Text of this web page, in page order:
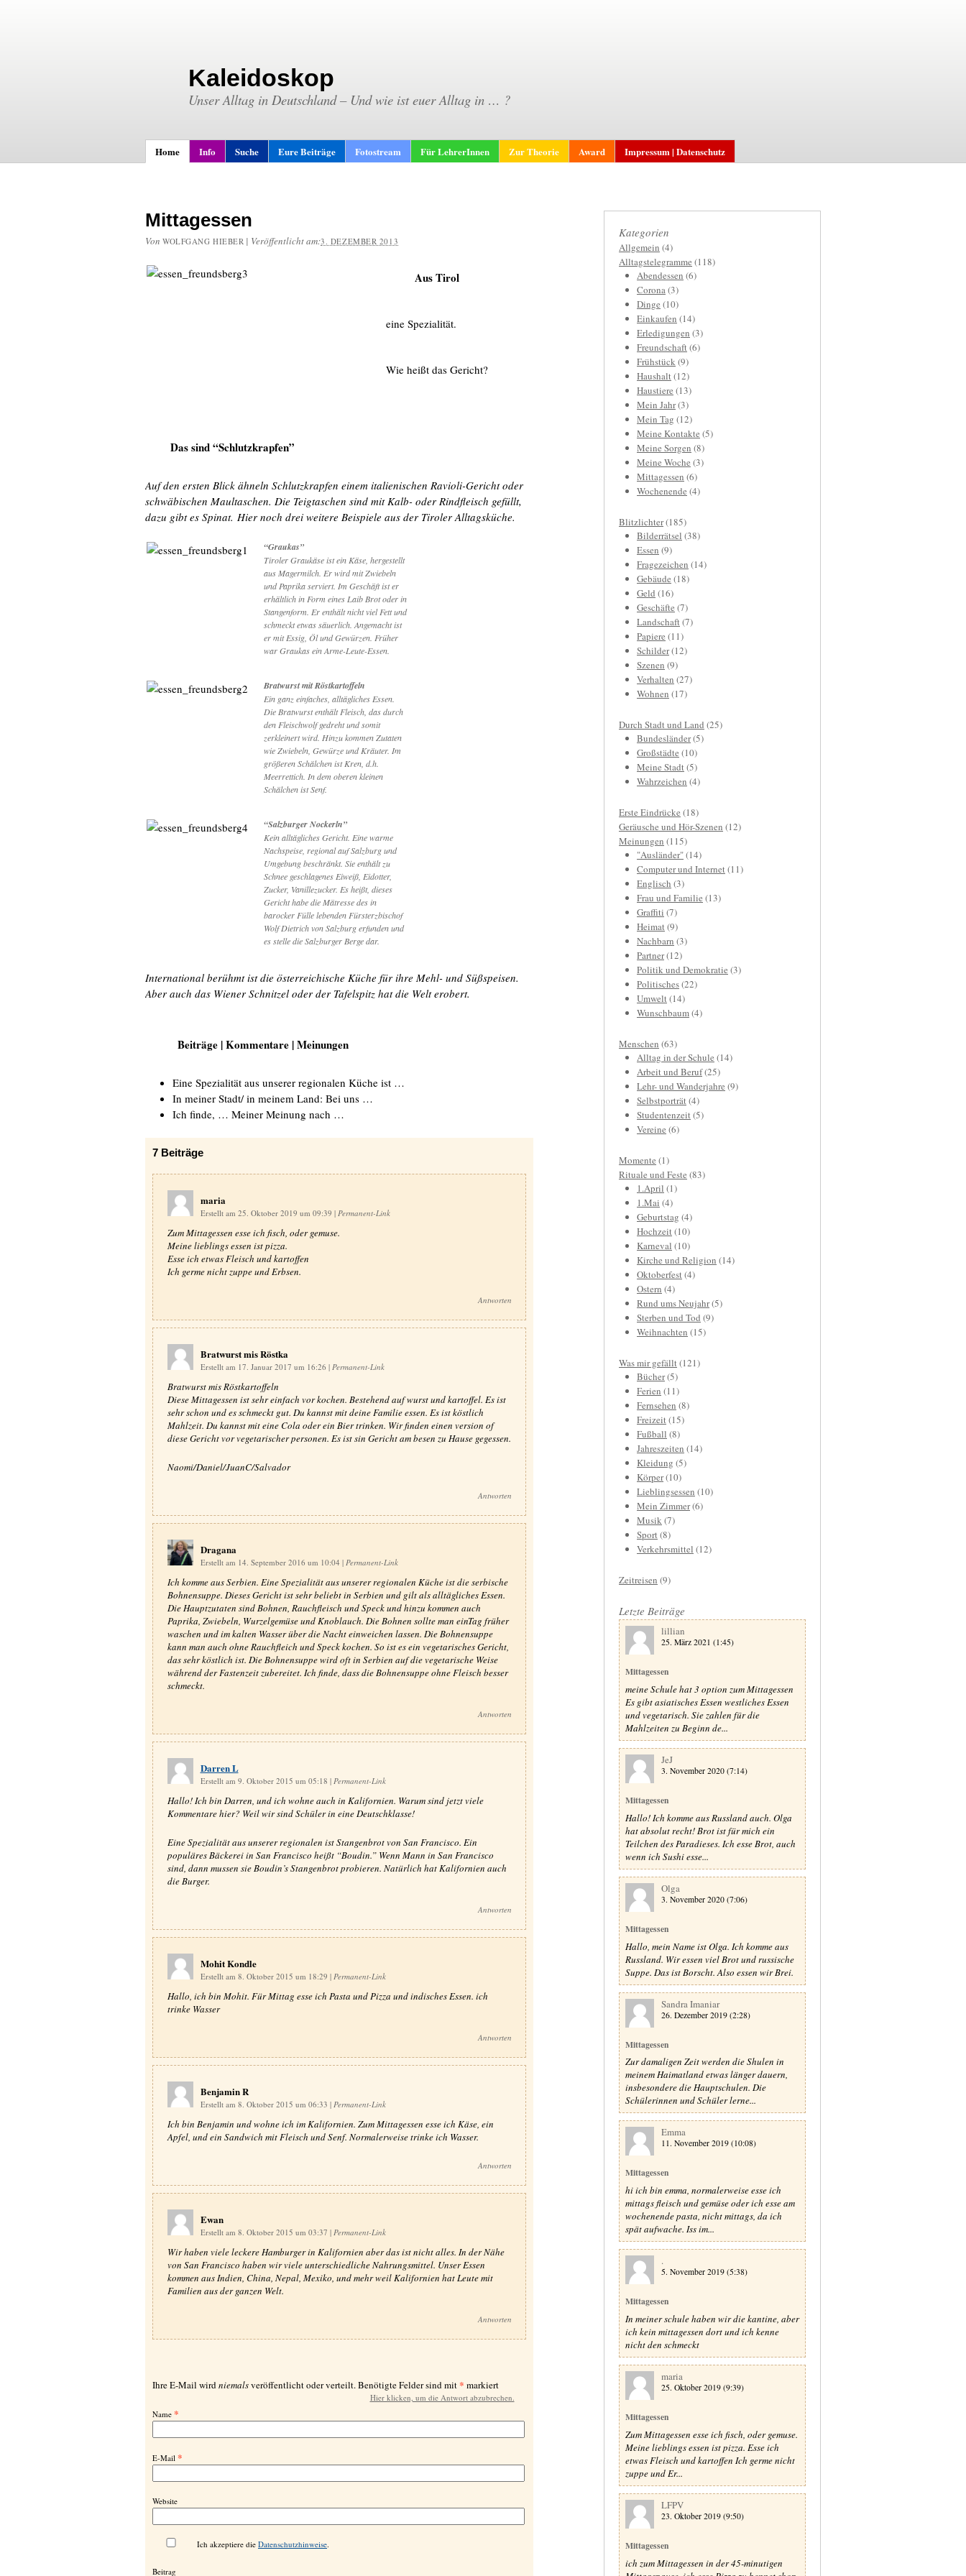
Kaleidoskop
Unser Alltag in Deutschland – Und wie ist euer Alltag in … ?
Home Info Suche Eure Beiträge Fotostream Für LehrerInnen Zur Theorie Award Impressum | Datenschutz
Mittagessen
Von WOLFGANG HIEBER | Veröffentlicht am:3. DEZEMBER 2013
Aus Tirol
eine Spezialität.
Wie heißt das Gericht?
Das sind “Schlutzkrapfen”
Auf den ersten Blick ähneln Schlutzkrapfen einem italienischen Ravioli-Gericht oder
schwäbischen Maultaschen. Die Teigtaschen sind mit Kalb- oder Rindfleisch gefüllt,
dazu gibt es Spinat. Hier noch drei weitere Beispiele aus der Tiroler Alltagsküche.
“Graukas”
Tiroler Graukäse ist ein Käse, hergestellt
aus Magermilch. Er wird mit Zwiebeln
und Paprika serviert. Im Geschäft ist er
erhältlich in Form eines Laib Brot oder in
Stangenform. Er enthält nicht viel Fett und
schmeckt etwas säuerlich. Angemacht ist
er mit Essig, Öl und Gewürzen. Früher
war Graukas ein Arme-Leute-Essen.
Bratwurst mit Röstkartoffeln
Ein ganz einfaches, alltägliches Essen.
Die Bratwurst enthält Fleisch, das durch
den Fleischwolf gedreht und somit
zerkleinert wird. Hinzu kommen Zutaten
wie Zwiebeln, Gewürze und Kräuter. Im
größeren Schälchen ist Kren, d.h.
Meerrettich. In dem oberen kleinen
Schälchen ist Senf.
“Salzburger Nockerln”
Kein alltägliches Gericht. Eine warme
Nachspeise, regional auf Salzburg und
Umgebung beschränkt. Sie enthält zu
Schnee geschlagenes Eiweiß, Eidotter,
Zucker, Vanillezucker. Es heißt, dieses
Gericht habe die Mätresse des in
barocker Fülle lebenden Fürsterzbischof
Wolf Dietrich von Salzburg erfunden und
es stelle die Salzburger Berge dar.
International berühmt ist die österreichische Küche für ihre Mehl- und Süßspeisen.
Aber auch das Wiener Schnitzel oder der Tafelspitz hat die Welt erobert.
Beiträge | Kommentare | Meinungen
Eine Spezialität aus unserer regionalen Küche ist …
In meiner Stadt/ in meinem Land: Bei uns …
Ich finde, … Meiner Meinung nach …
7 Beiträge
maria
Erstellt am 25. Oktober 2019 um 09:39 | Permanent-Link
Zum Mittagessen esse ich fisch, oder gemuse.
Meine lieblings essen ist pizza.
Esse ich etwas Fleisch und kartoffen
Ich germe nicht zuppe und Erbsen.
Antworten
Bratwurst mis Röstka
Erstellt am 17. Januar 2017 um 16:26 | Permanent-Link
Bratwurst mis Röstkartoffeln
Diese Mittagessen ist sehr einfach vor kochen. Bestehend auf wurst und kartoffel. Es ist
sehr schon und es schmeckt gut. Du kannst mit deine Familie essen. Es ist köstlich
Mahlzeit. Du kannst mit eine Cola oder ein Bier trinken. Wir finden einen version of
diese Gericht vor vegetarischer personen. Es ist sin Gericht am besen zu Hause gegessen.
Naomi/Daniel/JuanC/Salvador
Antworten
Dragana
Erstellt am 14. September 2016 um 10:04 | Permanent-Link
Ich komme aus Serbien. Eine Spezialität aus unserer regionalen Küche ist die serbische
Bohnensuppe. Dieses Gericht ist sehr beliebt in Serbien und gilt als alltägliches Essen.
Die Hauptzutaten sind Bohnen, Rauchfleisch und Speck und hinzu kommen auch
Paprika, Zwiebeln, Wurzelgemüse und Knoblauch. Die Bohnen sollte man einTag früher
waschen und im kalten Wasser über die Nacht einweichen lassen. Die Bohnensuppe
kann man auch ohne Rauchfleich und Speck kochen. So ist es ein vegetarisches Gericht,
das sehr köstlich ist. Die Bohnensuppe wird oft in Serbien auf die vegetarische Weise
während der Fastenzeit zubereitet. Ich finde, dass die Bohnensuppe ohne Fleisch besser
schmeckt.
Antworten
Darren L
Erstellt am 9. Oktober 2015 um 05:18 | Permanent-Link
Hallo! Ich bin Darren, und ich wohne auch in Kalifornien. Warum sind jetzt viele
Kommentare hier? Weil wir sind Schüler in eine Deutschklasse!
Eine Spezialität aus unserer regionalen ist Stangenbrot von San Francisco. Ein
populäres Bäckerei in San Francisco heißt “Boudin.” Wenn Mann in San Francisco
sind, dann mussen sie Boudin’s Stangenbrot probieren. Natürlich hat Kalifornien auch
die Burger.
Antworten
Mohit Kondle
Erstellt am 8. Oktober 2015 um 18:29 | Permanent-Link
Hallo, ich bin Mohit. Für Mittag esse ich Pasta und Pizza und indisches Essen. ich
trinke Wasser
Antworten
Benjamin R
Erstellt am 8. Oktober 2015 um 06:33 | Permanent-Link
Ich bin Benjamin und wohne ich im Kalifornien. Zum Mittagessen esse ich Käse, ein
Apfel, und ein Sandwich mit Fleisch und Senf. Normalerweise trinke ich Wasser.
Antworten
Ewan
Erstellt am 8. Oktober 2015 um 03:37 | Permanent-Link
Wir haben viele leckere Hamburger in Kalifornien aber das ist nicht alles. In der Nähe
von San Francisco haben wir viele unterschiedliche Nahrungsmittel. Unser Essen
kommen aus Indien, China, Nepal, Mexiko, und mehr weil Kalifornien hat Leute mit
Familien aus der ganzen Welt.
Antworten
Hier klicken, um die Antwort abzubrechen.
Ihre E-Mail wirdniemalsveröffentlicht oder verteilt. Benötigte Felder sind mit* markiert
Name *
E-Mail *
Website
Ich akzeptiere die Datenschutzhinweise.
Beitrag
Kategorien
Allgemein (4)
Alltagstelegramme (118)
Abendessen (6)
Corona(3)
Dinge (10)
Einkaufen (14)
Erledigungen (3)
Freundschaft(6)
Frühstück(9)
Haushalt(12)
Haustiere (13)
Mein Jahr(3)
Mein Tag (12)
Meine Kontakte (5)
Meine Sorgen (8)
Meine Woche (3)
Mittagessen (6)
Wochenende (4)
Blitzlichter(185)
Bilderrätsel (38)
Essen (9)
Fragezeichen (14)
Gebäude (18)
Geld (16)
Geschäfte (7)
Landschaft(7)
Papiere (11)
Schilder(12)
Szenen (9)
Verhalten (27)
Wohnen (17)
Durch Stadt und Land (25)
Bundesländer(5)
Großstädte (10)
Meine Stadt(5)
Wahrzeichen (4)
Erste Eindrücke (18)
Geräusche und Hör-Szenen (12)
Meinungen (115)
"Ausländer"(14)
Computer und Internet(11)
Englisch (3)
Frau und Familie (13)
Graffiti (7)
Heimat(9)
Nachbarn (3)
Partner(12)
Politik und Demokratie (3)
Politisches(22)
Umwelt(14)
Wunschbaum(4)
Menschen (63)
Alltag in der Schule (14)
Arbeit und Beruf(25)
Lehr- und Wanderjahre (9)
Selbstporträt(4)
Studentenzeit(5)
Vereine (6)
Momente (1)
Rituale und Feste (83)
1.April (1)
1.Mai (4)
Geburtstag (4)
Hochzeit(10)
Karneval (10)
Kirche und Religion (14)
Oktoberfest(4)
Ostern (4)
Rund ums Neujahr(5)
Sterben und Tod (9)
Weihnachten (15)
Was mir gefällt(121)
Bücher(5)
Ferien (11)
Fernsehen (8)
Freizeit(15)
Fußball (8)
Jahreszeiten (14)
Kleidung (5)
Körper(10)
Lieblingsessen (10)
Mein Zimmer(6)
Musik(7)
Sport(8)
Verkehrsmittel (12)
Zeitreisen (9)
Letzte Beiträge
lillian
25. März 2021 (1:45)
Mittagessen
meine Schule hat 3 option zum Mittagessen
Es gibt asiatisches Essen westliches Essen
und vegetarisch. Sie zahlen für die
Mahlzeiten zu Beginn de...
JeJ
3. November 2020 (7:14)
Mittagessen
Hallo! Ich komme aus Russland auch. Olga
hat absolut recht! Brot ist für mich ein
Teilchen des Paradieses. Ich esse Brot, auch
wenn ich Sushi esse...
Olga
3. November 2020 (7:06)
Mittagessen
Hallo, mein Name ist Olga. Ich komme aus
Russland. Wir essen viel Brot und russische
Suppe. Das ist Borscht. Also essen wir Brei.
Sandra Imaniar
26. Dezember 2019 (2:28)
Mittagessen
Zur damaligen Zeit werden die Shulen in
meinem Haimatland etwas länger dauern,
insbesondere die Hauptschulen. Die
Schülerinnen und Schüler lerne...
Emma
11. November 2019 (10:08)
Mittagessen
hi ich bin emma, normalerweise esse ich
mittags fleisch und gemüse oder ich esse am
wochenende pasta, nicht mittags, da ich
spät aufwache. Iss im...
.
5. November 2019 (5:38)
Mittagessen
In meiner schule haben wir die kantine, aber
ich kein mittagessen dort und ich kenne
nicht den schmeckt
maria
25. Oktober 2019 (9:39)
Mittagessen
Zum Mittagessen esse ich fisch, oder gemuse.
Meine lieblings essen ist pizza. Esse ich
etwas Fleisch und kartoffen Ich germe nicht
zuppe und Er...
LFPV
23. Oktober 2019 (9:50)
Mittagessen
ich zum Mittagessen in der 45-minutigen